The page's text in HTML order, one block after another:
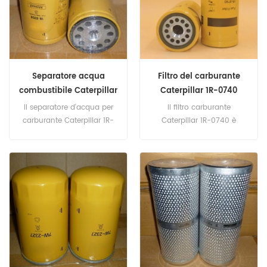
SH280, EX270, EX220
combustibile Marca:
Caterpillar Modelli:
CAT320B, CAT320C,
CAT320D
Separatore acqua
combustibile Caterpillar
1R-0769 1R0769
Il separatore d'acqua per
carburante Caterpillar 1R-
Numero di parte: 1R-0769,
1R0769 Nome parte:
combustibile Marca:
Filtro del carburante
Caterpillar 1R-0740
1R0740
Il filtro carburante
Caterpillar 1R-0740 è
Numero di parte: 1R-0740,
1R0740 Nome parte: filtro
carburante Marca:
Caterpillar